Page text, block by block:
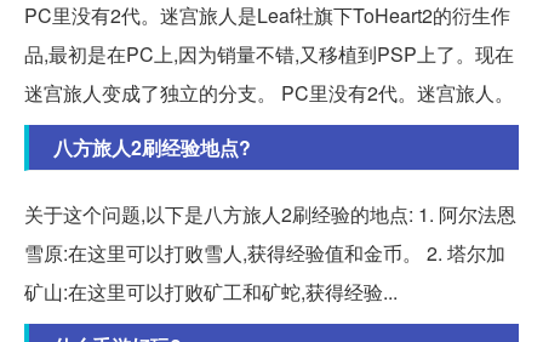
PC里没有2代。迷宫旅人是Leaf社旗下ToHeart2的衍生作
品,最初是在PC上,因为销量不错,又移植到PSP上了。现在
迷宫旅人变成了独立的分支。 PC里没有2代。迷宫旅人。
八方旅人2刷经验地点?
关于这个问题,以下是八方旅人2刷经验的地点: 1. 阿尔法恩
雪原:在这里可以打败雪人,获得经验值和金币。 2. 塔尔加
矿山:在这里可以打败矿工和矿蛇,获得经验...